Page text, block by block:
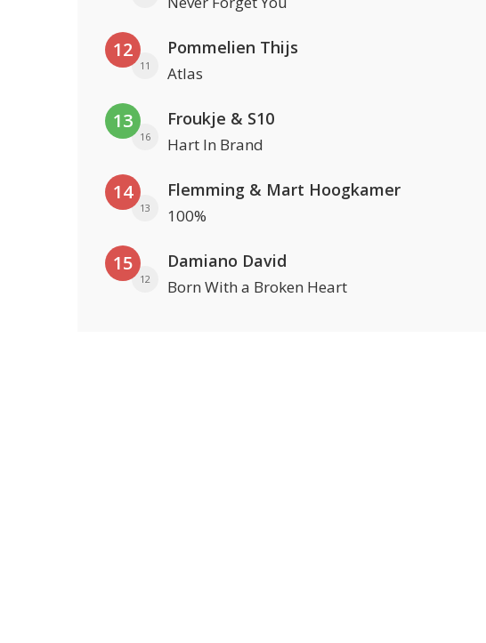
12
11
Pommelien Thijs
Atlas
13
16
Froukje & S10
Hart In Brand
14
13
Flemming & Mart Hoogkamer
100%
15
12
Damiano David
Born With a Broken Heart